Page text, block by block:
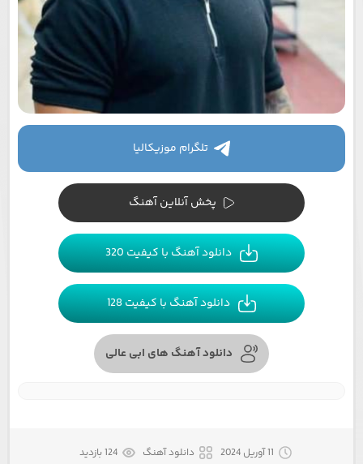
تلگرام موزیکالیا
پخش آنلاین آهنگ
دانلود آهنگ با کیفیت 320
دانلود آهنگ با کیفیت 128
دانلود آهنگ های ابی عالی
11 آوریل 2024 دانلود آهنگ 124 بازدید